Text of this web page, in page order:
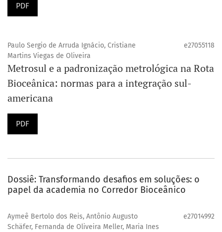
PDF
Paulo Sergio de Arruda Ignácio, Cristiane
Martins Viegas de Oliveira
e27055118
Metrosul e a padronização metrológica na Rota
Bioceânica: normas para a integração sul-
americana
PDF
Dossiê: Transformando desafios em soluções: o
papel da academia no Corredor Bioceânico
Aymeê Bertolo dos Reis, Antônio Augusto
Schäfer, Fernanda de Oliveira Meller, Maria Ines
e27014992